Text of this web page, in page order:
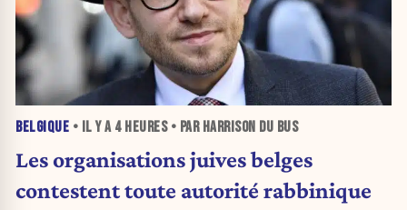
BELGIQUE • IL Y A 4 HEURES• PAR HARRISON DU BUS
Les organisations juives belges
contestent toute autorité rabbinique